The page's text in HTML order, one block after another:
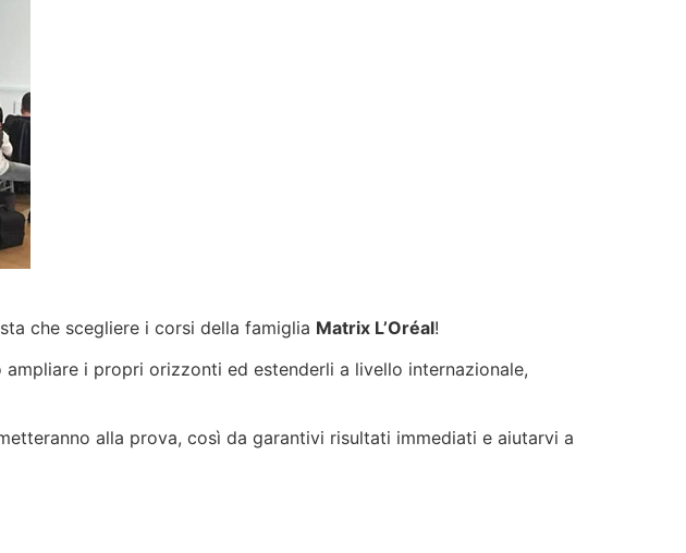
che scegliere i corsi della famiglia Matrix L’Oréal!
i propri orizzonti ed estenderli a livello internazionale,
alla prova, così da garantivi risultati immediati e aiutarvi a